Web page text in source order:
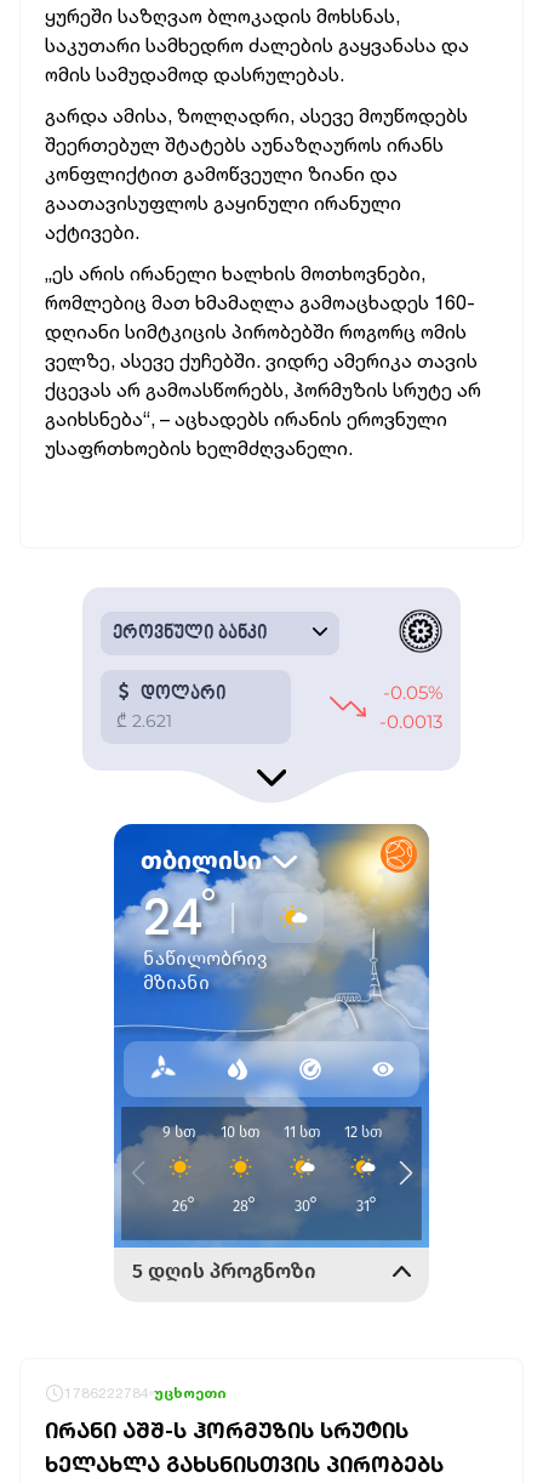
ყურეში საზღვაო ბლოკადის მოხსნას,
საკუთარი სამხედრო ძალების გაყვანასა და
ომის სამუდამოდ დასრულებას.
გარდა ამისა, ზოლღადრი, ასევე მოუწოდებს
შეერთებულ შტატებს აუნაზღაუროს ირანს
კონფლიქტით გამოწვეული ზიანი და
გაათავისუფლოს გაყინული ირანული
აქტივები.
„ეს არის ირანელი ხალხის მოთხოვნები,
რომლებიც მათ ხმამაღლა გამოაცხადეს 160-
დღიანი სიმტკიცის პირობებში როგორც ომის
ველზე, ასევე ქუჩებში. ვიდრე ამერიკა თავის
ქცევას არ გამოასწორებს, ჰორმუზის სრუტე არ
გაიხსნება“, – აცხადებს ირანის ეროვნული
უსაფრთხოების ხელმძღვანელი.
1786222784 უცხოეთი
ᲘᲠᲐᲜᲘ ᲐᲨᲨ-Ს ᲰᲝᲠᲛᲣᲖᲘᲡ ᲡᲠᲣᲢᲘᲡ
ᲮᲔᲚᲐᲮᲚᲐ ᲒᲐᲮᲡᲜᲘᲡᲗᲕᲘᲡ ᲞᲘᲠᲝᲑᲔᲑᲡ